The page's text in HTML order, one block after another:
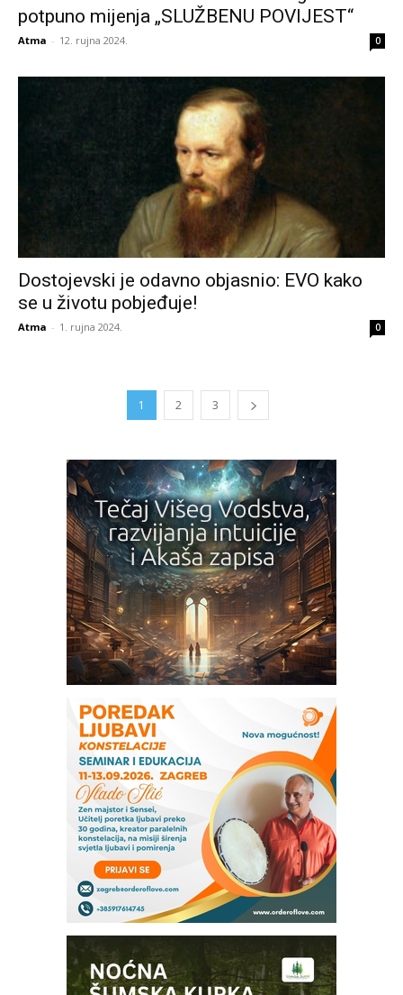
potpuno mijenja „SLUŽBENU POVIJEST“
Atma - 12. rujna 2024. 0
Dostojevski je odavno objasnio: EVO kako
se u životu pobjeđuje!
Atma - 1. rujna 2024. 0
1 2 3